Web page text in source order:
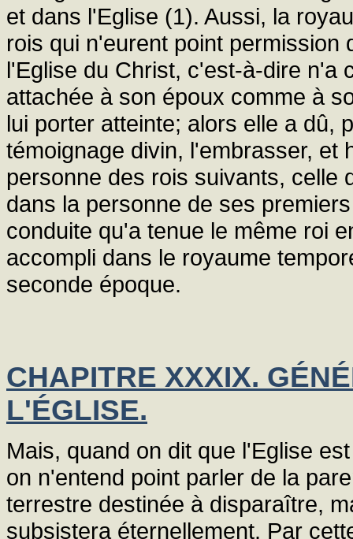
et dans l'Eglise (1). Aussi, la
rois qui n'eurent point
l'Eglise du Christ, c'est-à-dire n'a
attachée à son époux comme à
lui porter atteinte; alors elle a dû,
témoignage divin, l'embrasser, et
personne des rois suivants, celle
dans la personne de ses
conduite qu'a tenue le même roi
accompli dans le royaume
seconde époque.
CHAPITRE XXXIX.
L'ÉGLISE.
Mais, quand on dit que l'Eglise
on n'entend point parler de la
terrestre destinée à disparaître,
subsistera éternellement. Par